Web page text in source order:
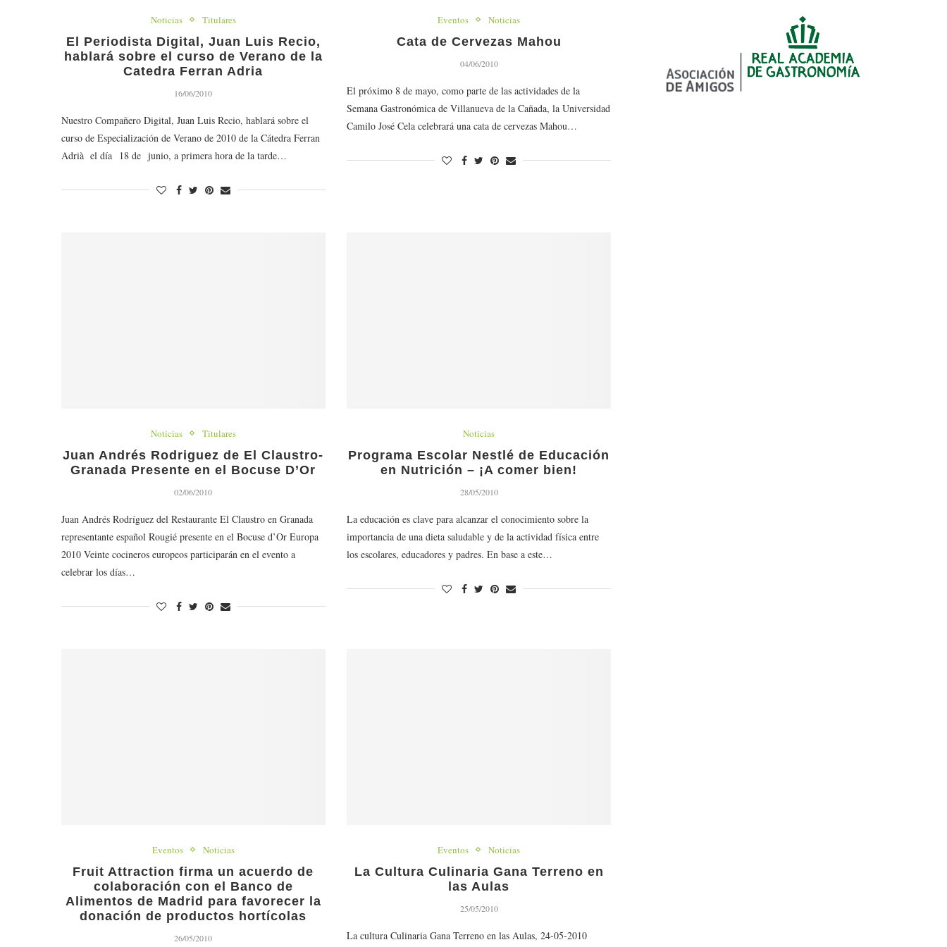
Noticias Titulares
El Periodista Digital, Juan Luis Recio,
hablará sobre el curso de Verano de la
Catedra Ferran Adria
16/06/2010
Nuestro Compañero Digital, Juan Luis Recio, hablará sobre el
curso de Especialización de Verano de 2010 de la Cátedra Ferran
Adrià el día 18 de junio, a primera hora de la tarde…
Eventos Noticias
Cata de Cervezas Mahou
04/06/2010
El próximo 8 de mayo, como parte de las actividades de la
Semana Gastronómica de Villanueva de la Cañada, la Universidad
Camilo José Cela celebrará una cata de cervezas Mahou…
Noticias Titulares
Juan Andrés Rodriguez de El Claustro-
Granada Presente en el Bocuse D’Or
02/06/2010
Juan Andrés Rodríguez del Restaurante El Claustro en Granada
representante español Rougié presente en el Bocuse d’Or Europa
2010 Veinte cocineros europeos participarán en el evento a
celebrar los días…
Noticias
Programa Escolar Nestlé de Educación
en Nutrición – ¡A comer bien!
28/05/2010
La educación es clave para alcanzar el conocimiento sobre la
importancia de una dieta saludable y de la actividad física entre
los escolares, educadores y padres. En base a este…
Eventos Noticias
Fruit Attraction firma un acuerdo de
colaboración con el Banco de
Alimentos de Madrid para favorecer la
donación de productos hortícolas
26/05/2010
Eventos Noticias
La Cultura Culinaria Gana Terreno en
las Aulas
25/05/2010
La cultura Culinaria Gana Terreno en las Aulas, 24-05-2010